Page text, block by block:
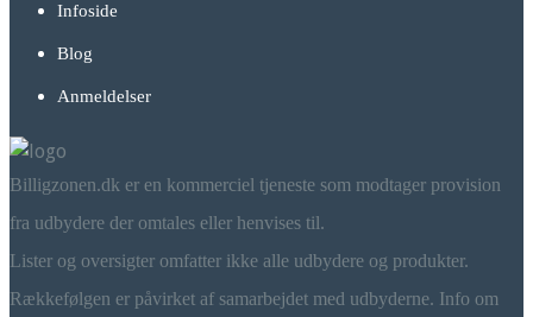
Infoside
Blog
Anmeldelser
Billigzonen.dk er en kommerciel tjeneste som modtager provision
fra udbydere der omtales eller henvises til.
Lister og oversigter omfatter ikke alle udbydere og produkter.
Rækkefølgen er påvirket af samarbejdet med udbyderne. Info om